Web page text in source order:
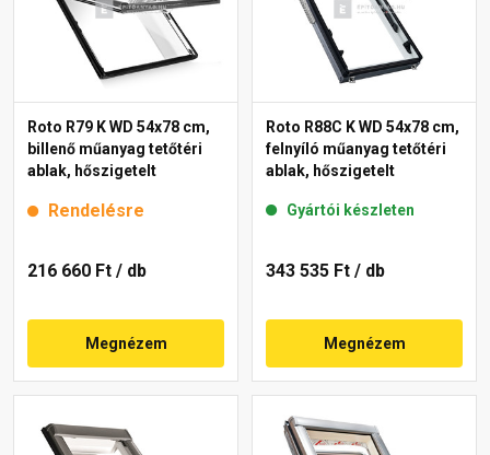
Roto R79 K WD 54x78 cm,
billenő műanyag tetőtéri
ablak, hőszigetelt
Rendelésre
216 660 Ft / db
Megnézem
Roto R88C K WD 54x78 cm,
felnyíló műanyag tetőtéri
ablak, hőszigetelt
Gyártói készleten
343 535 Ft / db
Megnézem